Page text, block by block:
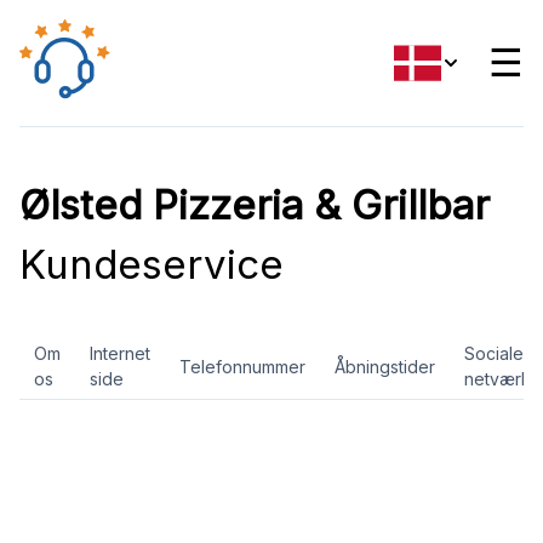
☰
Ølsted Pizzeria & Grillbar
Kundeservice
Om
os
Internet
side
Telefonnummer Åbningstider
Sociale
netværk